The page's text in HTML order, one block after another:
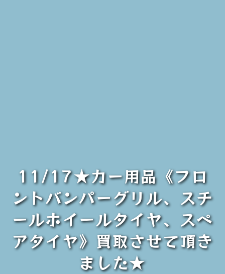
11/17★カー用品《フロ
ントバンパーグリル、スチ
ールホイールタイヤ、スペ
アタイヤ》買取させて頂き
ました★